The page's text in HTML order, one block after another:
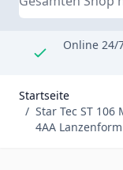
Online 24/
Startseite
/ Star Tec ST
4AA